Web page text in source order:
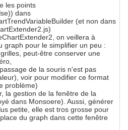
les points
dans
(et non dans
on veillera à
graph pour le simplifier un peu :
peut-être conserver une
de la souris n'est pas
voir pour modifier ce format
problème)
la gestion de la fenêtre de la
dans Monsoere). Aussi, générer
petite, elle est tros grosse pour
du graph dans cette fenêtre